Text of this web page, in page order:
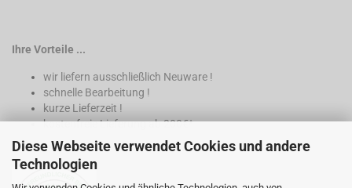
Diese Webseite verwendet Cookies und andere
Technologien
Ihre Vorteile ...
wir liefern ausschließlich Neuware !
schnelle Bearbeitung !
kurze Lieferzeit !
kostenfreie Lieferung ab 200€*
* nur innerhalb Deutschland